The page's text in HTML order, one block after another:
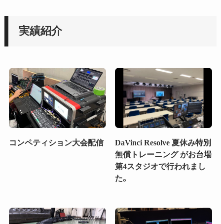
実績紹介
コンペティション大会配信
DaVinci Resolve 夏休み特別
無償トレーニング がお台場
第4スタジオで行われまし
た。